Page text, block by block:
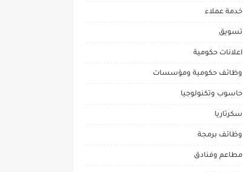
خدمة عملاء
تسويق
اعلانات حكومية
وظائف حكومية ومؤسسات
حاسوب وتكنولوجيا
سكرتاريا
وظائف برمجة
مطاعم وفنادق